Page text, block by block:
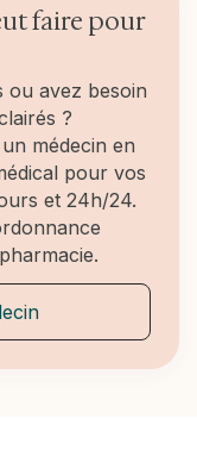
simple
souvent à
faire pour
ou avez besoin
?
médecin en
pour vos
et 24h/24.